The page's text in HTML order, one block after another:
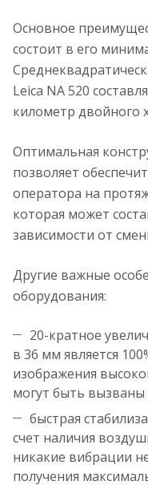
Основное
состоит в его
Leica NA 520
километр двойного
Оптимальная
позволяет
оператора на
которая может
зависимости от
Другие важные
оборудования:
20-кратное
в 36 мм является
изображения
могут быть
быстрая
счет наличия
никакие вибрации
получения